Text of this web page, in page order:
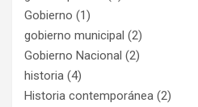
Gobierno (1)
gobierno municipal (2)
Gobierno Nacional (2)
historia (4)
Historia contemporánea (2)